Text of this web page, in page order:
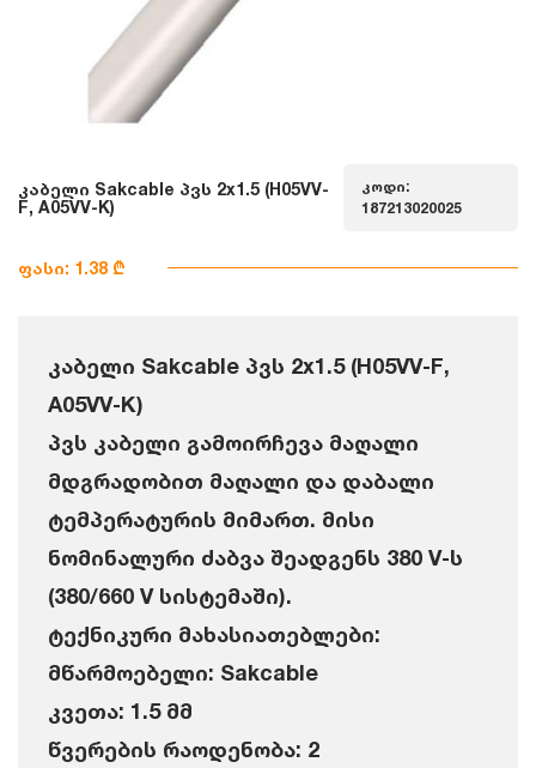
კაბელი Sakcable პვს 2x1.5 (H05VV-
F, A05VV-K)
კოდი:
187213020025
ფასი: 1.38 ₾
კაბელი Sakcable პვს 2x1.5 (H05VV-F,
A05VV-K)
პვს კაბელი გამოირჩევა მაღალი
მდგრადობით მაღალი და დაბალი
ტემპერატურის მიმართ. მისი
ნომინალური ძაბვა შეადგენს 380 V-ს
(380/660 V სისტემაში).
ტექნიკური მახასიათებლები:
მწარმოებელი: Sakcable
კვეთა: 1.5 მმ
წვერების რაოდენობა: 2